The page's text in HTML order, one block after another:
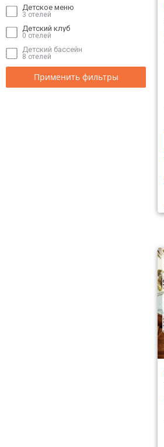
Детское меню
3 отелей
Детский клуб
0 отелей
Детский бассейн
8 отелей
Применить фильтры